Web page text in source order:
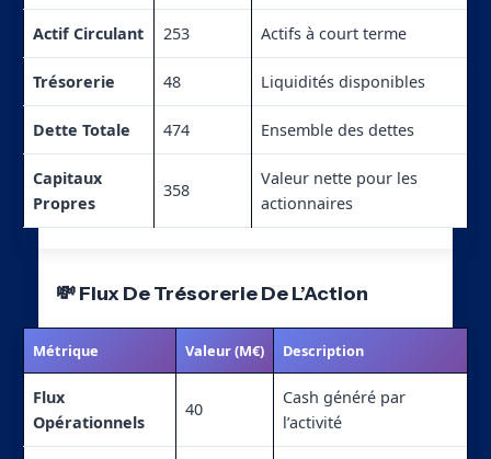
Actif Circulant 253 Actifs à court terme
Trésorerie 48 Liquidités disponibles
Dette Totale 474 Ensemble des dettes
Capitaux
Propres
358
Valeur nette pour les
actionnaires
💸 Flux De Trésorerie De L’Action
Métrique Valeur (M€) Description
Flux
Opérationnels
40
Cash généré par
l’activité